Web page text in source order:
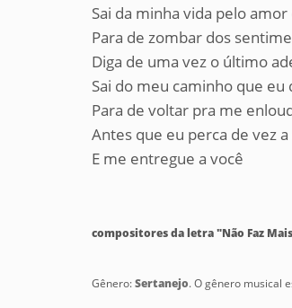
Sai da minha vida pelo amor
Para de zombar dos
Diga de uma vez o último
Sai do meu caminho que
Para de voltar pra me
Antes que eu perca de vez a
E me entregue a você
compositores da letra "Não Faz
Gênero:Sertanejo. O gênero musical